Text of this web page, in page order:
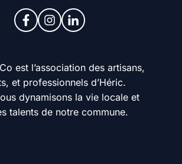
est l’association des artisans,
et professionnels d’Héric.
dynamisons la vie locale et
talents de notre commune.